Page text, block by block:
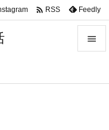

 RSS Feedly